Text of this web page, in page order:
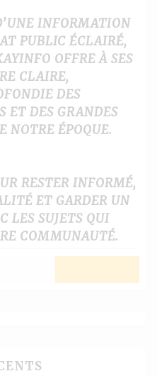
INFORMATION
PUBLIC ÉCLAIRÉ,
OFFRE À SES
CLAIRE,
DES
ET DES GRANDES
NOTRE ÉPOQUE.
RESTER INFORMÉ,
ET GARDER UN
LES SUJETS QUI
COMMUNAUTÉ.